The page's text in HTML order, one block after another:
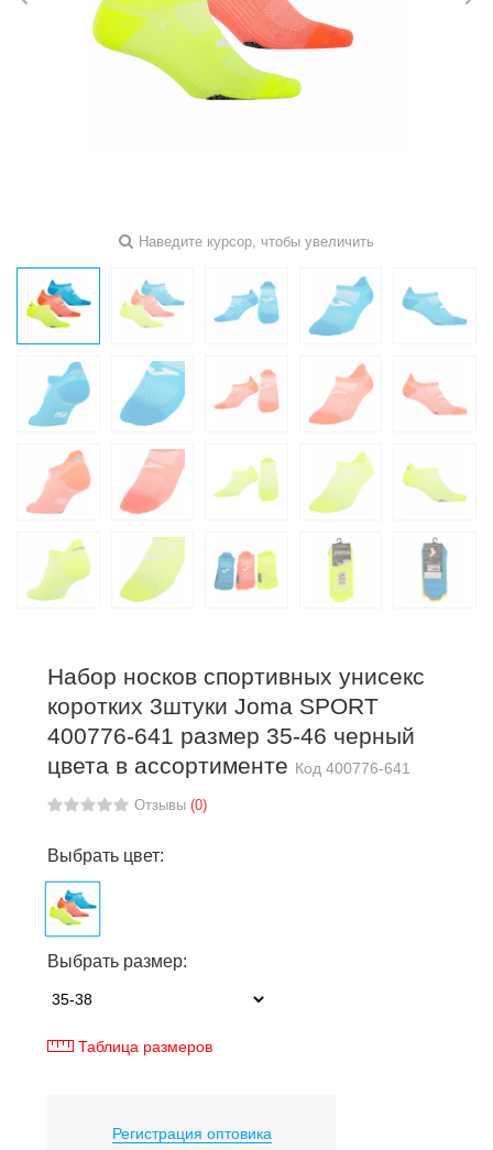
Наведите курсор, чтобы увеличить
Набор носков спортивных унисекс
коротких 3штуки Joma SPORT
400776-641 размер 35-46 черный
цвета в ассортименте Код 400776-641
Отзывы (0)
Выбрать цвет:
Выбрать размер:
Таблица размеров
Регистрация оптовика